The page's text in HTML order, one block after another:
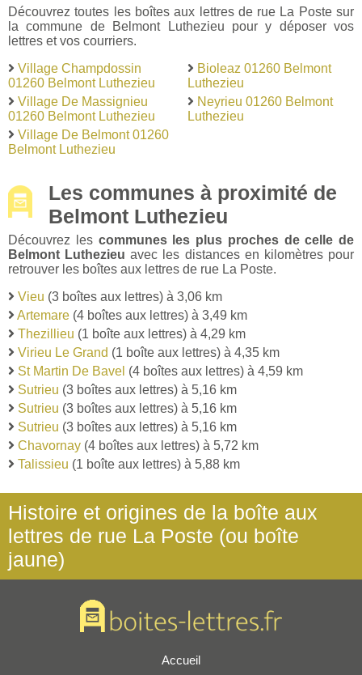
Découvrez toutes les boîtes aux lettres de rue La Poste sur
la commune de Belmont Luthezieu pour y déposer vos
lettres et vos courriers.
Village Champdossin
01260 Belmont Luthezieu
Village De Massignieu
01260 Belmont Luthezieu
Village De Belmont 01260
Belmont Luthezieu
Bioleaz 01260 Belmont
Luthezieu
Neyrieu 01260 Belmont
Luthezieu
Les communes à proximité de
Belmont Luthezieu
Découvrez les communes les plus proches de celle de
Belmont Luthezieu avec les distances en kilomètres pour
retrouver les boîtes aux lettres de rue La Poste.
Vieu (3 boîtes aux lettres) à 3,06 km
Artemare (4 boîtes aux lettres) à 3,49 km
Thezillieu (1 boîte aux lettres) à 4,29 km
Virieu Le Grand (1 boîte aux lettres) à 4,35 km
St Martin De Bavel (4 boîtes aux lettres) à 4,59 km
Sutrieu (3 boîtes aux lettres) à 5,16 km
Sutrieu (3 boîtes aux lettres) à 5,16 km
Sutrieu (3 boîtes aux lettres) à 5,16 km
Chavornay (4 boîtes aux lettres) à 5,72 km
Talissieu (1 boîte aux lettres) à 5,88 km
Histoire et origines de la boîte aux
lettres de rue La Poste (ou boîte
jaune)
Accueil